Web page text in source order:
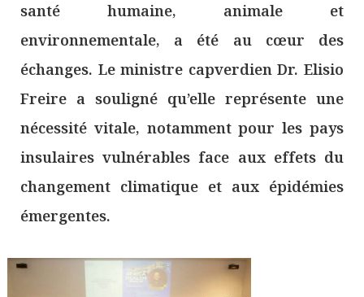
santé humaine, animale et
environnementale, a été au cœur des
échanges. Le ministre capverdien Dr. Elisio
Freire a souligné qu’elle représente une
nécessité vitale, notamment pour les pays
insulaires vulnérables face aux effets du
changement climatique et aux épidémies
émergentes.